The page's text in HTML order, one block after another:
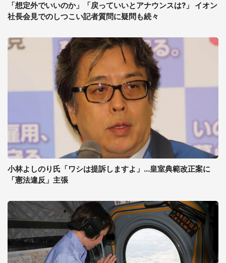
「想定外でいいのか」「戻っていいとアナウンスは?」 イオン
社長会見でのしつこい記者質問に疑問も続々
小林よしのり氏「ワシは提訴しますよ」...皇室典範改正案に
「憲法違反」主張